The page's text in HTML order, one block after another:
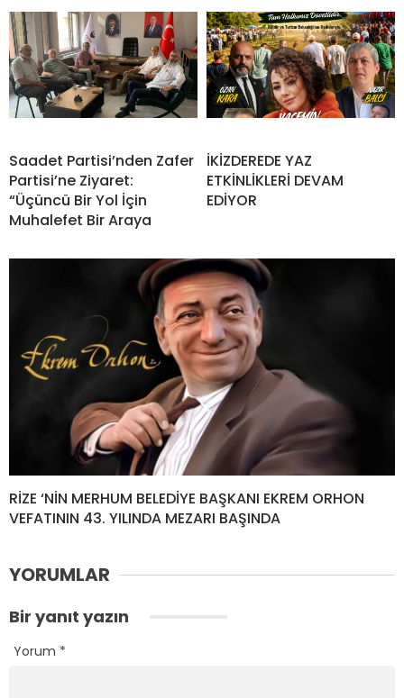
Saadet Partisi’nden Zafer
Partisi’ne Ziyaret:
“Üçüncü Bir Yol İçin
Muhalefet Bir Araya
İKİZDEREDE YAZ
ETKİNLİKLERİ DEVAM
EDİYOR
RİZE ‘NİN MERHUM BELEDİYE BAŞKANI EKREM ORHON
VEFATININ 43. YILINDA MEZARI BAŞINDA
YORUMLAR
Bir yanıt yazın
Yorum *